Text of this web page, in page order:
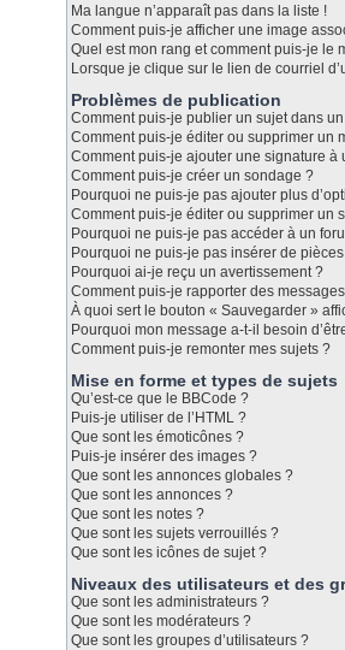
Ma langue n’apparaît pas dans la liste !
Comment puis-je afficher une image
Quel est mon rang et comment puis-je le
Lorsque je clique sur le lien de courriel
Problèmes de publication
Comment puis-je publier un sujet dans
Comment puis-je éditer ou supprimer un
Comment puis-je ajouter une signature à
Comment puis-je créer un sondage ?
Pourquoi ne puis-je pas ajouter plus
Comment puis-je éditer ou supprimer un
Pourquoi ne puis-je pas accéder à un
Pourquoi ne puis-je pas insérer de
Pourquoi ai-je reçu un avertissement ?
Comment puis-je rapporter des
À quoi sert le bouton « Sauvegarder »
Pourquoi mon message a-t-il besoin
Comment puis-je remonter mes sujets ?
Mise en forme et types de sujets
Qu’est-ce que le BBCode ?
Puis-je utiliser de l’HTML ?
Que sont les émoticônes ?
Puis-je insérer des images ?
Que sont les annonces globales ?
Que sont les annonces ?
Que sont les notes ?
Que sont les sujets verrouillés ?
Que sont les icônes de sujet ?
Niveaux des utilisateurs et des
Que sont les administrateurs ?
Que sont les modérateurs ?
Que sont les groupes d’utilisateurs ?